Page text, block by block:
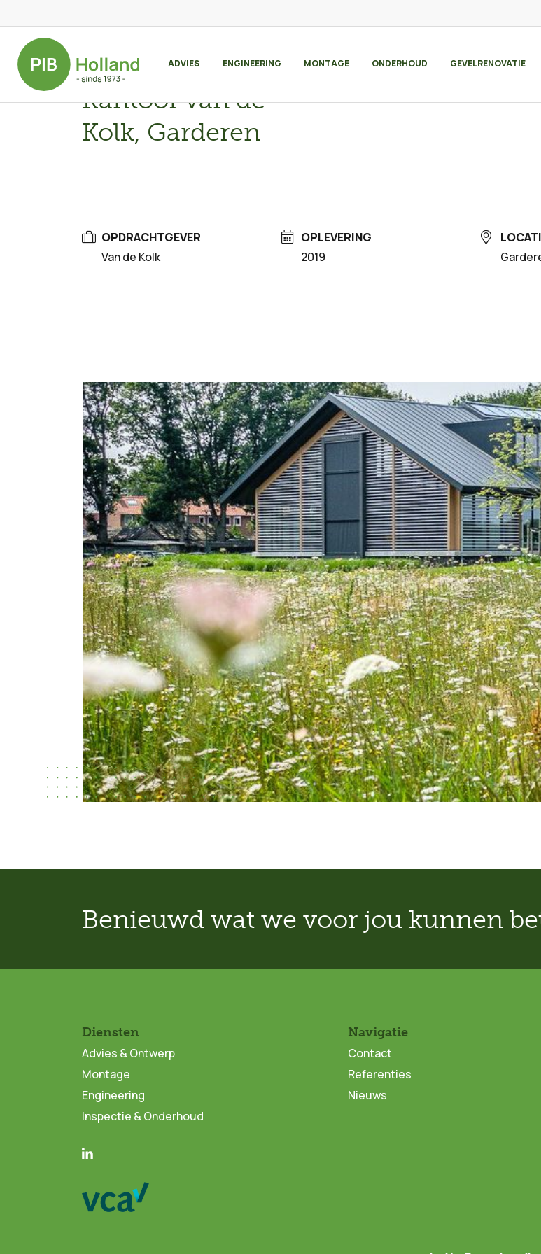
ADVIES ENGINEERING MONTAGE ONDERHOUD GEVELRENOVATIE
Kantoor van de
Kolk, Garderen
OPDRACHTGEVER
Van de Kolk
OPLEVERING
2019
Benieuwd wat we voor jou kunnen
Diensten
Advies & Ontwerp
Montage
Engineering
Inspectie & Onderhoud
Navigatie
Contact
Referenties
Nieuws